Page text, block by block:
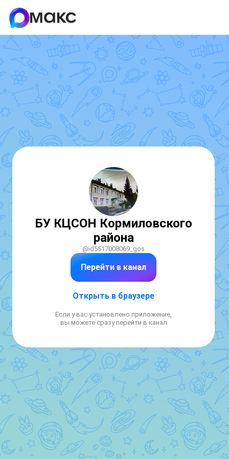
БУ КЦСОН Кормиловского
района
@id5517008069_gos
Перейти в канал
Открыть в браузере
Если у вас установлено приложение,
вы можете сразу перейти в канал